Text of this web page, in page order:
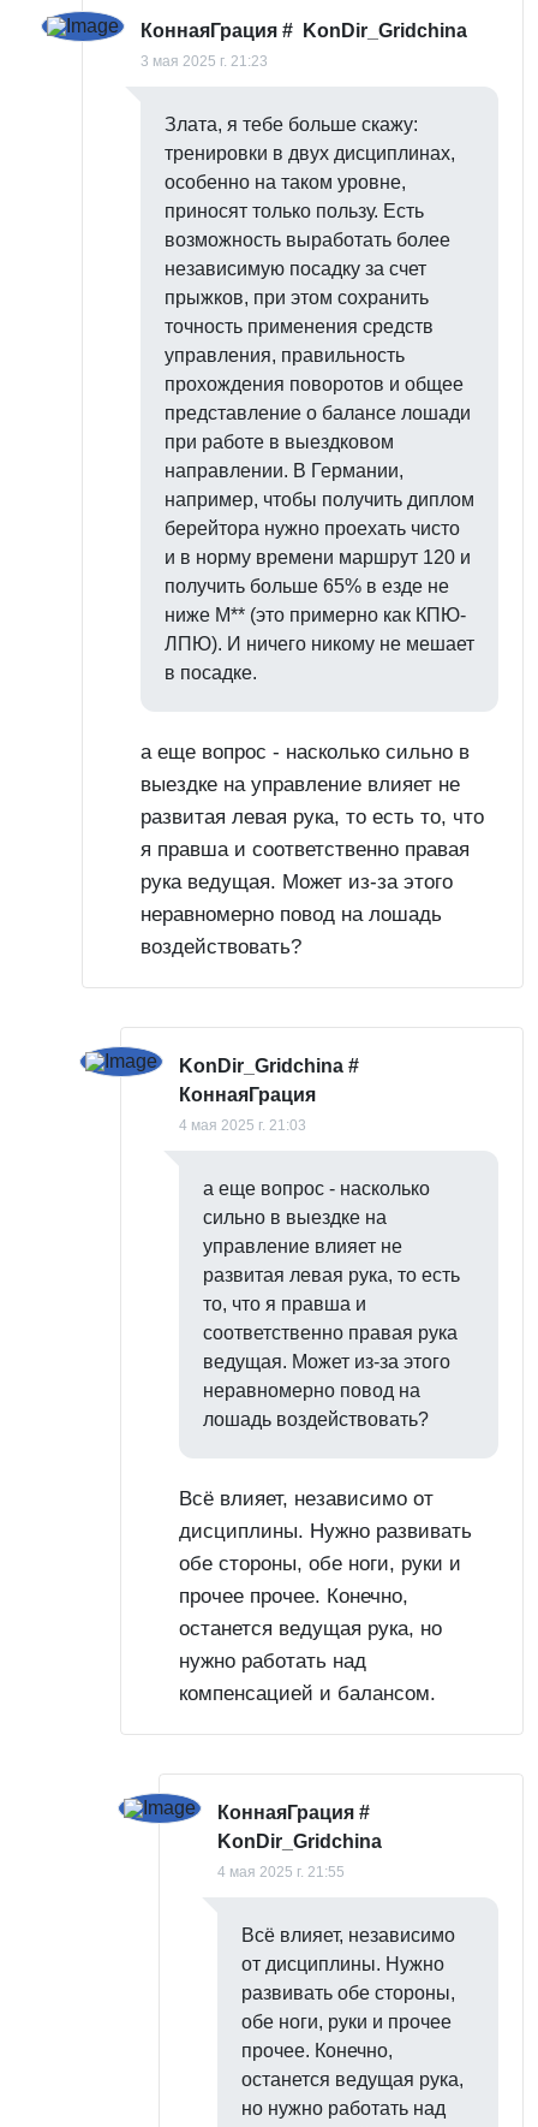
КоннаяГрация # KonDir_Gridchina
3 мая 2025 г. 21:23
Злата, я тебе больше скажу:
тренировки в двух дисциплинах,
особенно на таком уровне,
приносят только пользу. Есть
возможность выработать более
независимую посадку за счет
прыжков, при этом сохранить
точность применения средств
управления, правильность
прохождения поворотов и общее
представление о балансе лошади
при работе в выездковом
направлении. В Германии,
например, чтобы получить диплом
берейтора нужно проехать чисто
и в норму времени маршрут 120 и
получить больше 65% в езде не
ниже М** (это примерно как КПЮ-
ЛПЮ). И ничего никому не мешает
в посадке.
а еще вопрос - насколько сильно в
выездке на управление влияет не
развитая левая рука, то есть то, что
я правша и соответственно правая
рука ведущая. Может из-за этого
неравномерно повод на лошадь
воздействовать?
KonDir_Gridchina #
КоннаяГрация
4 мая 2025 г. 21:03
а еще вопрос - насколько
сильно в выездке на
управление влияет не
развитая левая рука, то есть
то, что я правша и
соответственно правая рука
ведущая. Может из-за этого
неравномерно повод на
лошадь воздействовать?
Всё влияет, независимо от
дисциплины. Нужно развивать
обе стороны, обе ноги, руки и
прочее прочее. Конечно,
останется ведущая рука, но
нужно работать над
компенсацией и балансом.
КоннаяГрация #
KonDir_Gridchina
4 мая 2025 г. 21:55
Всё влияет, независимо
от дисциплины. Нужно
развивать обе стороны,
обе ноги, руки и прочее
прочее. Конечно,
останется ведущая рука,
но нужно работать над